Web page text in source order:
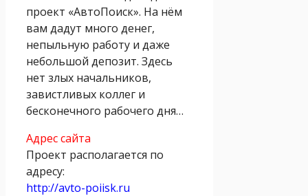
проект «АвтоПоиск». На нём
вам дадут много денег,
непыльную работу и даже
небольшой депозит. Здесь
нет злых начальников,
завистливых коллег и
бесконечного рабочего дня…
Адрес сайта
Проект располагается по
адресу:
http://avto-poiisk.ru